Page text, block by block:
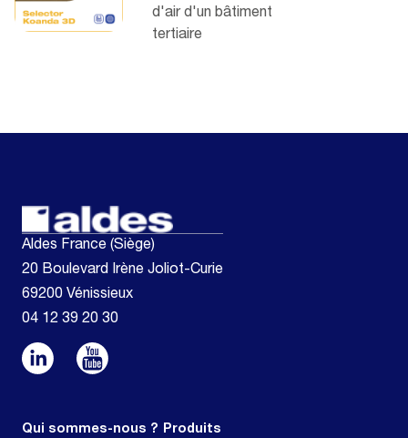
d'air d'un bâtiment
tertiaire
Aldes France (Siège)
20 Boulevard Irène Joliot-Curie
69200 Vénissieux
04 12 39 20 30
Qui sommes-nous ? Produits